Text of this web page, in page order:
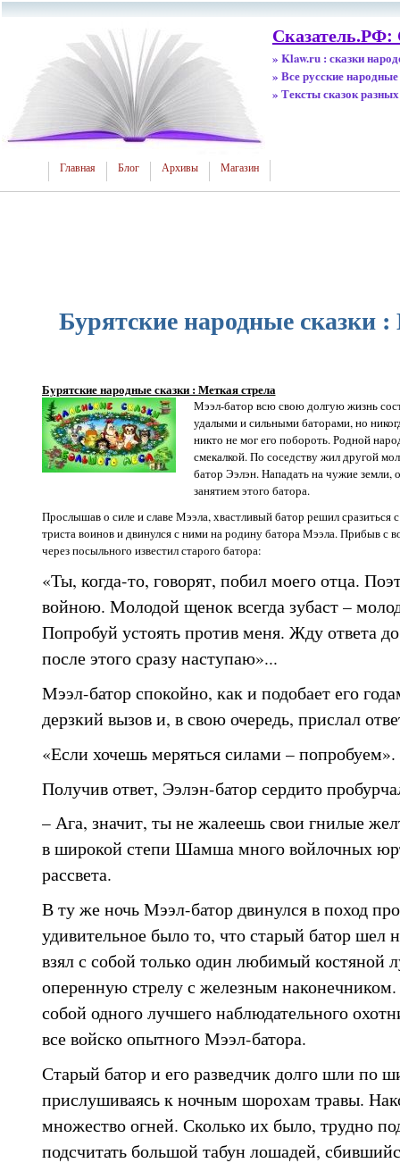
Сказатель.РФ:
» Klaw.ru : сказки
» Все русские народные
» Тексты сказок
Главная Блог Архивы Магазин
Бурятские народные сказки
Бурятские народные сказки : Меткая стрела
Мээл-батор всю свою долгую жизнь
удалыми и сильными баторами, но
никто не мог его побороть. Родной
смекалкой. По соседству жил другой
батор Ээлэн. Нападать на чужие
занятием этого батора.
Прослышав о силе и славе Мээла, хвастливый батор решил сразиться
триста воинов и двинулся с ними на родину батора Мээла. Прибыв с
через посыльного известил старого батора:
«Ты, когда-то, говорят, побил моего отца.
войною. Молодой щенок всегда зубаст –
Попробуй устоять против меня. Жду ответа
после этого сразу наступаю»...
Мээл-батор спокойно, как и подобает его
дерзкий вызов и, в свою очередь, прислал
«Если хочешь меряться силами – попробуем».
Получив ответ, Ээлэн-батор сердито
– Ага, значит, ты не жалеешь свои гнилые
в широкой степи Шамша много войлочных
рассвета.
В ту же ночь Мээл-батор двинулся в поход
удивительное было то, что старый батор шел
взял с собой только один любимый костяной
оперенную стрелу с железным
собой одного лучшего наблюдательного
все войско опытного Мээл-батора.
Старый батор и его разведчик долго шли по
прислушиваясь к ночным шорохам травы.
множество огней. Сколько их было, трудно
подсчитать большой табун лошадей,